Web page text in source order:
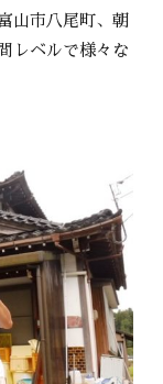
山市八尾町、朝
レベルで様々な